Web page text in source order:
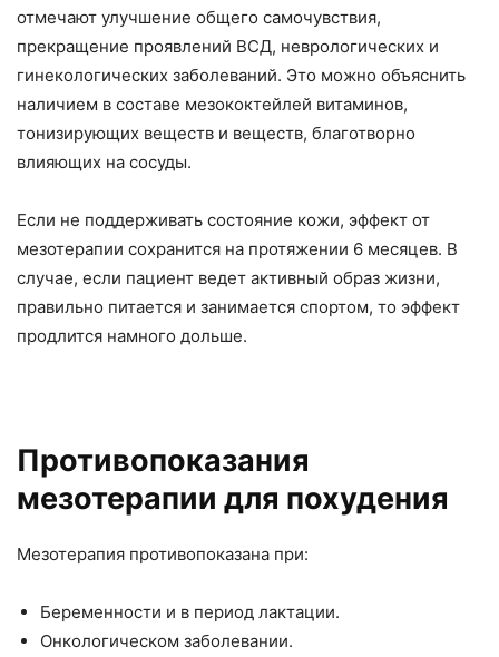
отмечают улучшение общего самочувствия,
прекращение проявлений ВСД, неврологических и
гинекологических заболеваний. Это можно объяснить
наличием в составе мезококтейлей витаминов,
тонизирующих веществ и веществ, благотворно
влияющих на сосуды.
Если не поддерживать состояние кожи, эффект от
мезотерапии сохранится на протяжении 6 месяцев. В
случае, если пациент ведет активный образ жизни,
правильно питается и занимается спортом, то эффект
продлится намного дольше.
Противопоказания
мезотерапии для похудения
Мезотерапия противопоказана при:
Беременности и в период лактации.
Онкологическом заболевании.